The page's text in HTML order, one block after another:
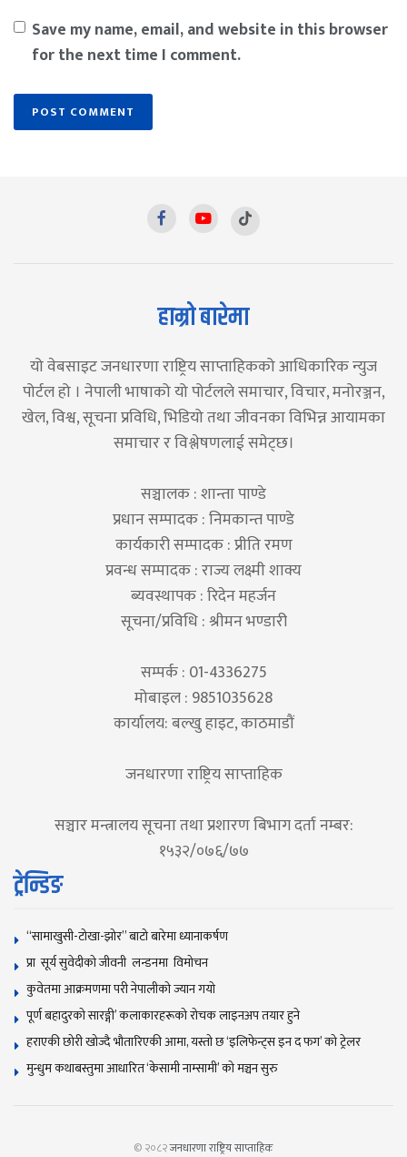
Save my name, email, and website in this browser
for the next time I comment.
हाम्रो बारेमा
यो वेबसाइट जनधारणा राष्ट्रिय साप्ताहिकको आधिकारिक न्युज
पोर्टल हो । नेपाली भाषाको यो पोर्टलले समाचार, विचार, मनोरञ्जन,
खेल, विश्व, सूचना प्रविधि, भिडियो तथा जीवनका विभिन्न आयामका
समाचार र विश्लेषणलाई समेट्छ।
सञ्चालक : शान्ता पाण्डे
प्रधान सम्पादक : निमकान्त पाण्डे
कार्यकारी सम्पादक : प्रीति रमण
प्रवन्ध सम्पादक : राज्य लक्ष्मी शाक्य
ब्यवस्थापक : रिदेन महर्जन
सूचना/प्रविधि : श्रीमन भण्डारी
सम्पर्क : 01-4336275
मोबाइल : 9851035628
कार्यालय: बल्खु हाइट, काठमाडौं
जनधारणा राष्ट्रिय साप्ताहिक
सञ्चार मन्त्रालय सूचना तथा प्रशारण बिभाग दर्ता नम्बर:
१५३२/०७६/७७
ट्रेन्डिङ
“सामाखुसी-टोखा-झोर” बाटो बारेमा ध्यानाकर्षण
प्रा सूर्य सुवेदीको जीवनी लन्डनमा विमोचन
कुवेतमा आक्रमणमा परी नेपालीको ज्यान गयाे
पूर्ण बहादुरको सारङ्गी’ कलाकारहरूको रोचक लाइनअप तयार हुने
हराएकी छोरी खोज्दै भौतारिएकी आमा, यस्तो छ ‘इलिफेन्ट्स इन द फग’ को ट्रेलर
मुन्धुम कथाबस्तुमा आधारित ‘केसामी नाम्सामी’ काे मञ्चन सुरु
© २०८२जनधारणा राष्ट्रिय साप्ताहिक